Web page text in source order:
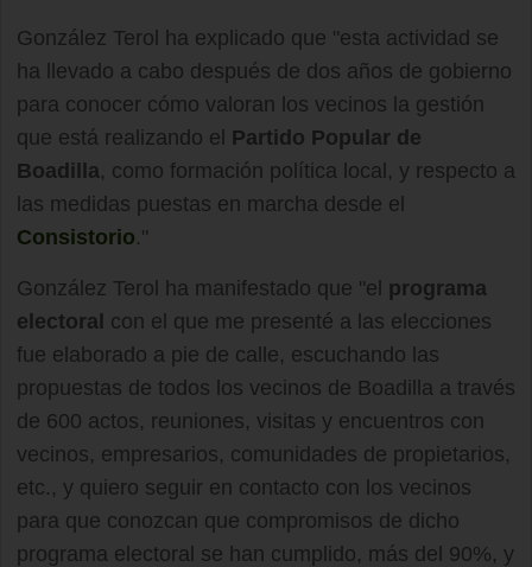
González Terol ha explicado que "esta actividad se
ha llevado a cabo después de dos años de gobierno
para conocer cómo valoran los vecinos la gestión
que está realizando el Partido Popular de
Boadilla, como formación política local, y respecto a
las medidas puestas en marcha desde el
Consistorio."
González Terol ha manifestado que "el programa
electoral con el que me presenté a las elecciones
fue elaborado a pie de calle, escuchando las
propuestas de todos los vecinos de Boadilla a través
de 600 actos, reuniones, visitas y encuentros con
vecinos, empresarios, comunidades de propietarios,
etc., y quiero seguir en contacto con los vecinos
para que conozcan que compromisos de dicho
programa electoral se han cumplido, más del 90%, y